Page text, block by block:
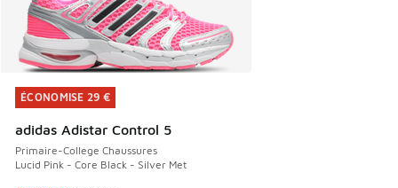
ÉCONOMISE 29 €
adidas Adistar Control 5
Primaire-College Chaussures
Lucid Pink - Core Black - Silver Met
ÉCONOMISE 29 €